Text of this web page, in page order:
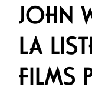
JOHN
LA
FILMS